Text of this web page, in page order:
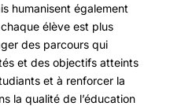
humanisent également
élève est plus
des parcours qui
et des objectifs atteints
et à renforcer la
la qualité de l’éducation